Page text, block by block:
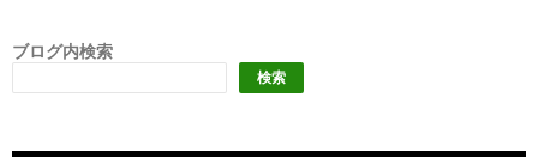
ブログ内検索
検索